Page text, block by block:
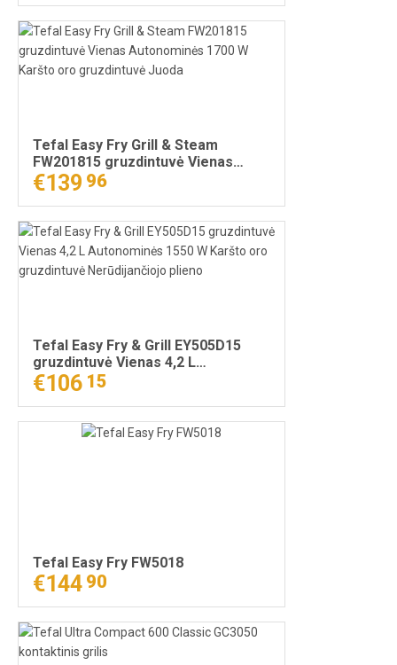
Tefal Easy Fry Grill & Steam
FW201815 gruzdintuvė Vienas
Autonominės 1700 W Karšto oro
gruzdintuvė Juoda
€139 96
Tefal Easy Fry & Grill EY505D15
gruzdintuvė Vienas 4,2 L
Autonominės 1550 W Karšto oro
gruzdintuvė Nerūdijančiojo plieno
€106 15
Tefal Easy Fry FW5018
€144 90